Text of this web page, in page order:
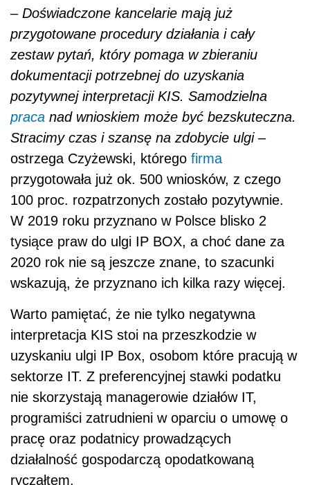
– Doświadczone kancelarie mają już
przygotowane procedury działania i cały
zestaw pytań, który pomaga w zbieraniu
dokumentacji potrzebnej do uzyskania
pozytywnej interpretacji KIS. Samodzielna
praca nad wnioskiem może być bezskuteczna.
Stracimy czas i szansę na zdobycie ulgi –
ostrzega Czyżewski, którego firma
przygotowała już ok. 500 wniosków, z czego
100 proc. rozpatrzonych zostało pozytywnie.
W 2019 roku przyznano w Polsce blisko 2
tysiące praw do ulgi IP BOX, a choć dane za
2020 rok nie są jeszcze znane, to szacunki
wskazują, że przyznano ich kilka razy więcej.
Warto pamiętać, że nie tylko negatywna
interpretacja KIS stoi na przeszkodzie w
uzyskaniu ulgi IP Box, osobom które pracują w
sektorze IT. Z preferencyjnej stawki podatku
nie skorzystają managerowie działów IT,
programiści zatrudnieni w oparciu o umowę o
pracę oraz podatnicy prowadzących
działalność gospodarczą opodatkowaną
ryczałtem.